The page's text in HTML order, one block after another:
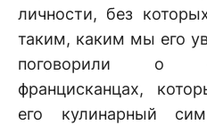
личности, без
таким, каким мы его
поговорили о
францисканцах,
его кулинарный